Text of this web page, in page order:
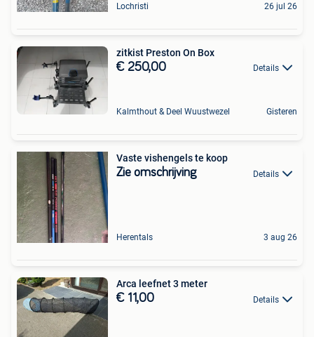
Lochristi 26 jul 26
zitkist Preston On Box
€ 250,00 Details
Kalmthout & Deel Wuustwezel Gisteren
Vaste vishengels te koop
Zie omschrijving Details
Herentals 3 aug 26
Arca leefnet 3 meter
€ 11,00 Details